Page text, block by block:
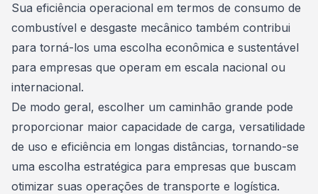
Sua eficiência operacional em termos de consumo de
combustível e desgaste mecânico também contribui
para torná-los uma escolha econômica e sustentável
para empresas que operam em escala nacional ou
internacional.
De modo geral, escolher um caminhão grande pode
proporcionar maior capacidade de carga, versatilidade
de uso e eficiência em longas distâncias, tornando-se
uma escolha estratégica para empresas que buscam
otimizar suas operações de transporte e logística.